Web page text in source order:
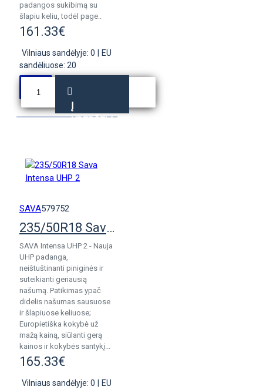
padangos sukibimą su
šlapiu keliu, todėl page..
161.33€
Vilniaus sandėlyje: 0
EU
sandėliuose: 20
Į
KREPŠELĮ
SAVA579752
235/50R18 Sava Intensa UHP 2
SAVA Intensa UHP 2 - Nauja
UHP padanga,
neištuštinanti piniginės ir
suteikianti geriausią
našumą. Patikimas ypač
didelis našumas sausuose
ir šlapiuose keliuose;
Europietiška kokybė už
mažą kainą, siūlanti gerą
kainos ir kokybės santykį...
165.33€
Vilniaus sandėlyje: 0
EU